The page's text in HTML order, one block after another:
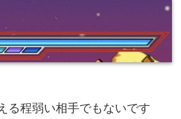
る程弱い相手でもないです